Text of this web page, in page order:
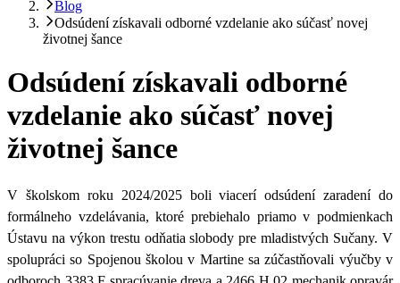
Blog
Odsúdení získavali odborné vzdelanie ako súčasť novej
životnej šance
Odsúdení získavali odborné
vzdelanie ako súčasť novej
životnej šance
V školskom roku 2024/2025 boli viacerí odsúdení zaradení do
formálneho vzdelávania, ktoré prebiehalo priamo v podmienkach
Ústavu na výkon trestu odňatia slobody pre mladistvých Sučany. V
spolupráci so Spojenou školou v Martine sa zúčastňovali výučby v